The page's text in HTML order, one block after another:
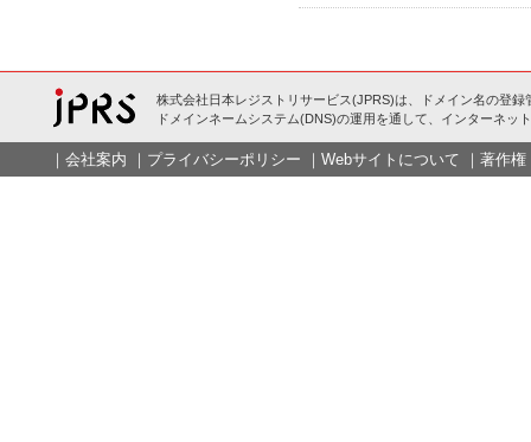
株式会社日本レジストリサービス(JPRS)は、ドメイン名の登録
ドメインネームシステム(DNS)の運用を通して、インターネッ
｜ 会社案内 ｜ プライバシーポリシー ｜ Webサイトについて ｜ 著作権